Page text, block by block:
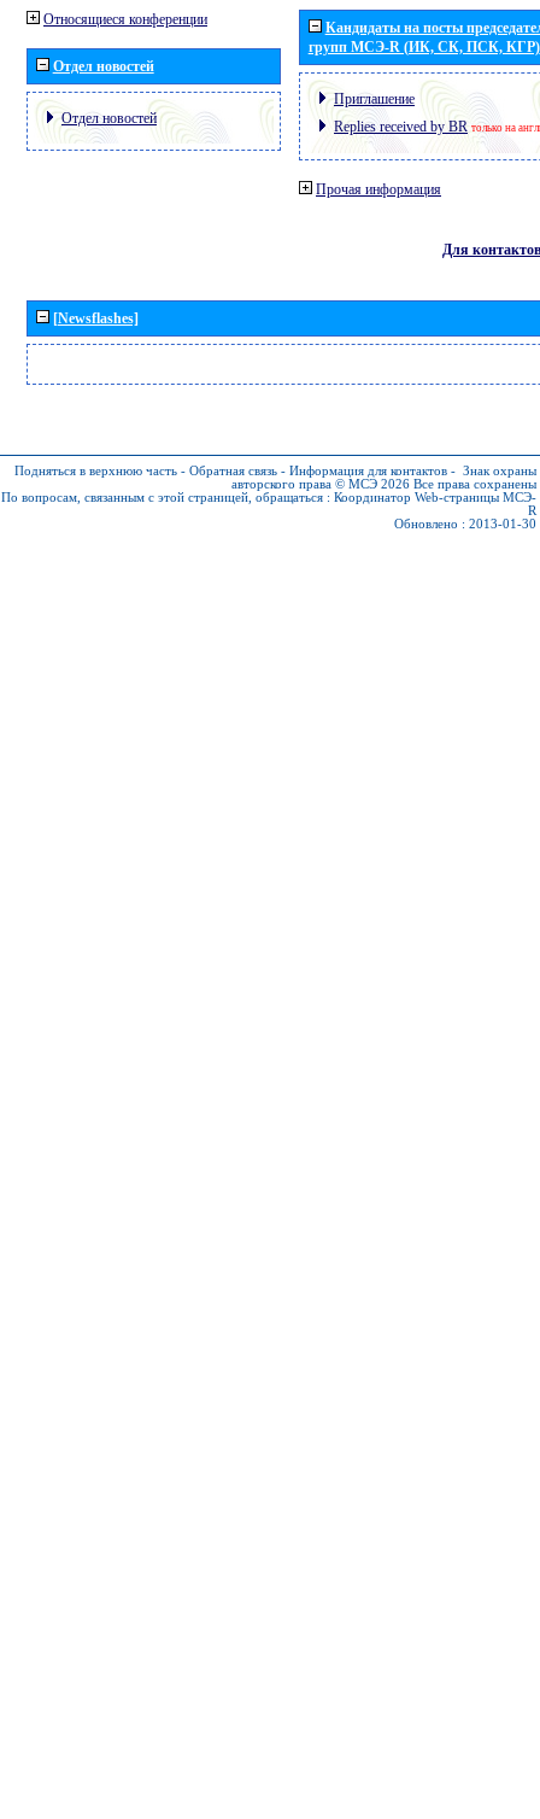
Относящиеся конференции
Отдел новостей
Отдел новостей
Кандидаты на посты
групп МСЭ-R (ИК, СК, ПСК, КГР)
Приглашение
Replies received by BR только на
Прочая информация
Для контактов
[Newsflashes]
Подняться в верхнюю часть - Обратная связь - Информация для контактов - Знак охраны
авторского права © МСЭ 2026 Все права сохранены
По вопросам, связанным с этой страницей, обращаться : Координатор Web-страницы МСЭ-
R
Обновлено : 2013-01-30